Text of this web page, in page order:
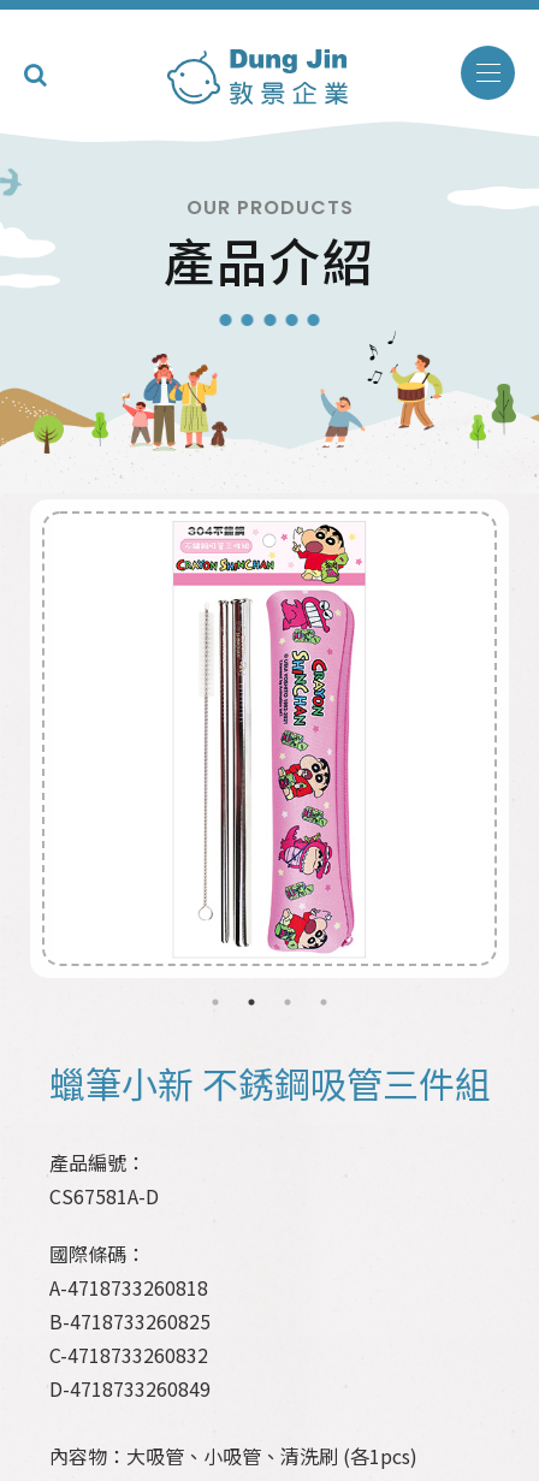
OUR PRODUCTS
產品介紹
蠟筆小新 不銹鋼吸管三件組
產品編號：
CS67581A-D
國際條碼：
A-4718733260818
B-4718733260825
C-4718733260832
D-4718733260849
內容物：大吸管、小吸管、清洗刷 (各1pcs)